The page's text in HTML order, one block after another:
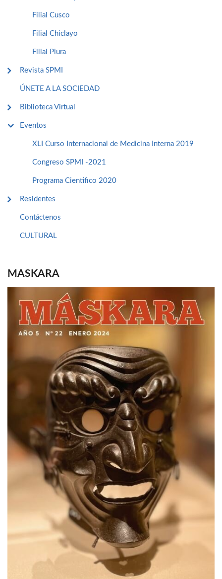
Filial Cusco
Filial Chiclayo
Filial Piura
Revista SPMI
ÚNETE A LA SOCIEDAD
Biblioteca Virtual
Eventos
XLI Curso Internacional de Medicina Interna 2019
Congreso SPMI -2021
Programa Cientifico 2020
Residentes
Contáctenos
CULTURAL
MASKARA